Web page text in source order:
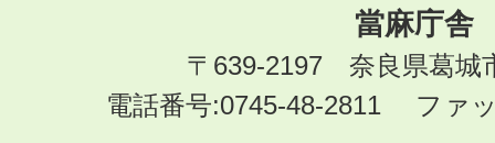
當麻庁舎
〒639-2197 奈良県葛城
電話番号:0745-48-2811 ファ